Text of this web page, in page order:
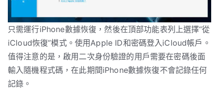
只需運行iPhone數據恢復，然後在頂部功能表列上選擇“從
iCloud恢復”模式。使用Apple ID和密碼登入iCloud帳戶。
值得注意的是，啟用二次身份驗證的用戶需要在密碼後面
輸入隨機程式碼，在此期間iPhone數據恢復不會記錄任何
記錄。